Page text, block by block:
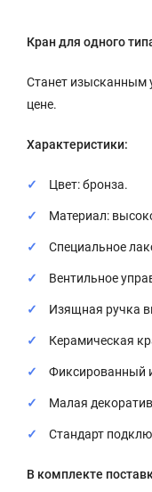
Кран для одного
Станет изысканным
цене.
Характеристики:
Цвет: бронза.
Материал:
Специальное
Вентильное
Изящная ручка
Керамическая
Фиксированный
Малая
Стандарт
В комплекте